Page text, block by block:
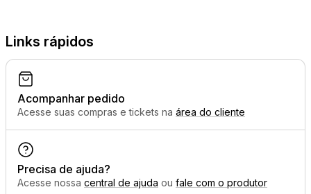
Links rápidos
Acompanhar pedido
Acesse suas compras e tickets na área do cliente
Precisa de ajuda?
Acesse nossa central de ajuda ou fale com o produtor